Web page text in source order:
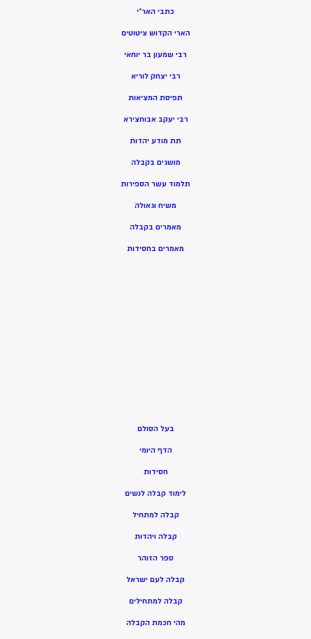
כתבי האר”י
הארי הקדוש ציטוטים
רבי שמעון בר יוחאי
רבי יצחק לוריא
תפיסת המציאות
רבי יעקב אבוחצירא
תת מודע יהדות
מושגים בקבלה
תלמוד עשר הספירות
משיח וגאולה
מאמרים בקבלה
מאמרים בחסידות
בעל הסולם
הדף היומי
חסידות
לימוד קבלה לנשים
קבלה למתחיל
קבלה ויהדות
ספר הזוהר
קבלה לעם ישראל
קבלה למתחילים
מהי חכמת הקבלה